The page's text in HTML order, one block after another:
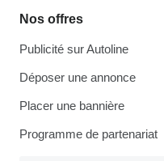
Nos offres
Publicité sur Autoline
Déposer une annonce
Placer une bannière
Programme de partenariat